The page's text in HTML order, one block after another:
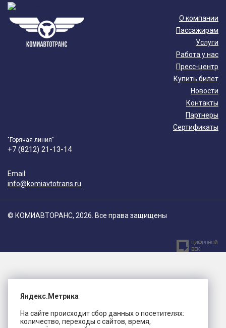
О компании
Пассажирам
Услуги
Работа у нас
Пресс-центр
Купить билет
Новости
Контакты
Партнеры
Сертификаты
"Горячая линия"
+7 (8212) 21-13-14
Email:
info@komiavtotrans.ru
© КОМИАВТОРАНС, 2026. Все права защищены
Яндекс.Метрика
На сайте происходит сбор данных о посетителях:
количество, переходы с сайтов, время,